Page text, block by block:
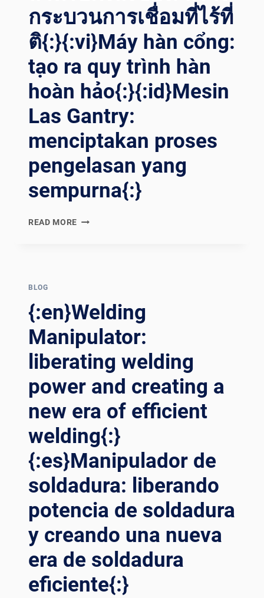
กระบวนการเชื่อมที่ไร้ที่
ติ{:}{:vi}Máy hàn cổng:
tạo ra quy trình hàn
hoàn hảo{:}{:id}Mesin
Las Gantry:
menciptakan proses
pengelasan yang
sempurna{:}
READ MORE {:EN}GANTRY
PROCESS{:}
{:ES}MÁQUINA
DE
SOLDADURA
PÓRTICO:
CREANDO
UN
PROCESO
SOLDADURA
IMPECABLE{:}
{:DE}PORTALSCHWEISSMASCHINE: S
CHAFFUNG E
INES E
INWANDFREIEN S
CHWEISSPROZESSES{:}{:
FR}MACHINE DE
SO
UDAGE À
RTIQUE : CR
BLOG
{:en}Welding
Manipulator:
liberating welding
power and creating a
new era of efficient
welding{:}
{:es}Manipulador de
soldadura: liberando
potencia de soldadura
y creando una nueva
era de soldadura
eficiente{:}